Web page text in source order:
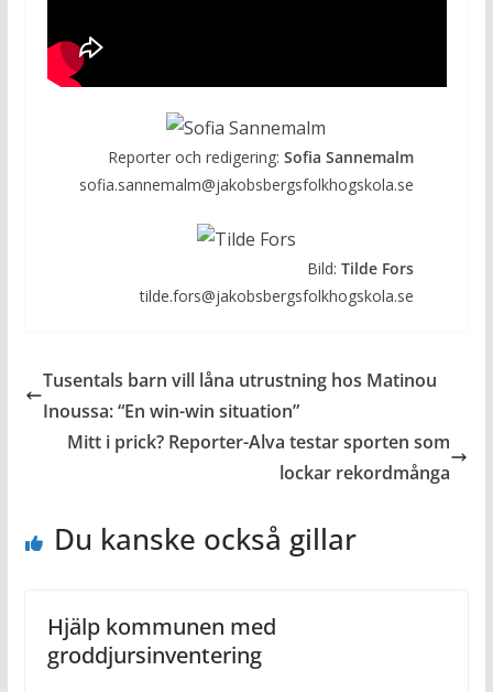
Reporter och redigering:Sofia Sannemalm
sofia.sannemalm@jakobsbergsfolkhogskola.se
Bild:Tilde Fors
tilde.fors@jakobsbergsfolkhogskola.se
Tusentals barn vill låna utrustning hos Matinou
Inoussa: “En win-win situation”
Mitt i prick? Reporter-Alva testar sporten som
lockar rekordmånga
Du kanske också gillar
Hjälp kommunen med
groddjursinventering